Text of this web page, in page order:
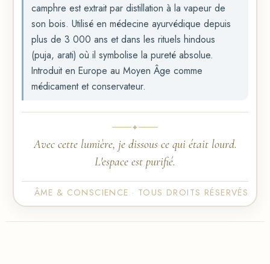
camphre est extrait par distillation à la vapeur de
son bois. Utilisé en médecine ayurvédique depuis
plus de 3 000 ans et dans les rituels hindous
(puja, arati) où il symbolise la pureté absolue.
Introduit en Europe au Moyen Âge comme
médicament et conservateur.
✦
Avec cette lumière, je dissous ce qui était lourd.
L'espace est purifié.
ÂME & CONSCIENCE · TOUS DROITS RÉSERVÉS